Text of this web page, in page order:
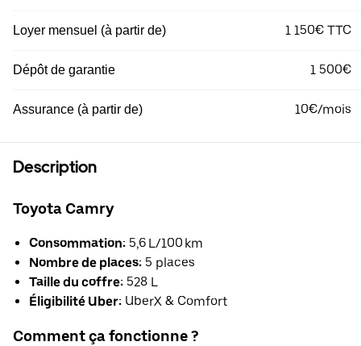
Loyer mensuel (à partir de) 1 150€ TTC
Dépôt de garantie 1 500€
Assurance (à partir de) 10€/mois
Description
Toyota Camry
Consommation: 5,6 L/100 km
Nombre de places: 5 places
Taille du coffre: 528 L
Éligibilité Uber: UberX & Comfort
Comment ça fonctionne ?